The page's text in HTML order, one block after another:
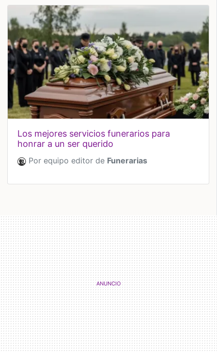
los mejores servicios funerarios para
honrar a un ser querido
Por equipo editor de Funerarias